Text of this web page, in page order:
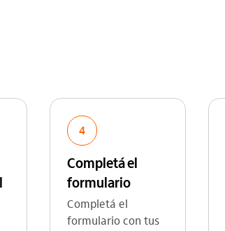
4
Completá el
formulario
Completá el
formulario con tus